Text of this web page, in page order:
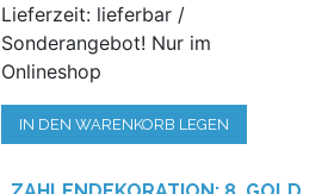
Lieferzeit: lieferbar /
Sonderangebot! Nur im
Onlineshop
IN DEN WARENKORB LEGEN